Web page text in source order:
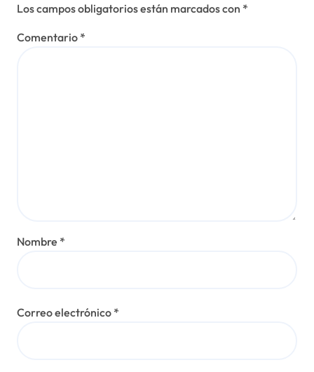
Los campos obligatorios están marcados con *
Comentario *
Nombre *
Correo electrónico *